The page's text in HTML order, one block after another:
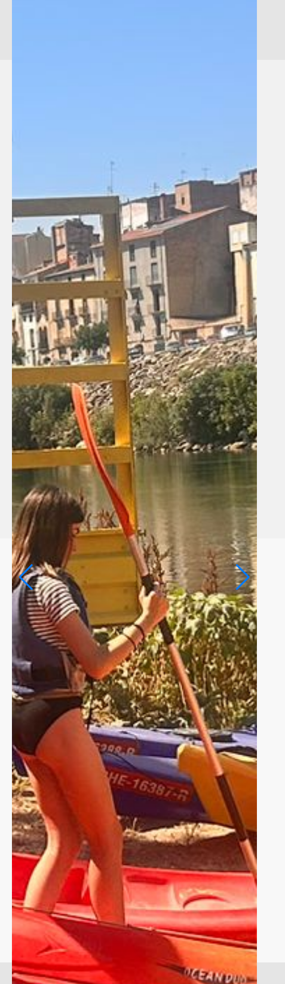
Coincidint amb els dies de les proves PAU al centre (9,
10 i 11 de juny), alguns alumnes de 1r, 2n i 3r d’ESO
s’han desplaçat a diferents zones de la nostra
geografia amb l’objectiu de portar a terme diferents
activitats d’aprenentatge. Paral·lelament,…Llegeix
ESO,ESO 1 ,ESO 3, Portada 0
5è Concurs ortogràfic
admin admin 29/05/26
Avui a la sala d’actes del centre hem celebrat la
cinquena edició del Concurs d’Ortografia, organitzat
pels instituts La Segarra de Cervera, Ribera del Sió
d’Agramunt i Manuel de Pedrolo de Tàrrega.
Dos equips de cada centre han competit per
aconseguir la màxima puntuació possible, 250…
Llegeix més»
,General Portada activitats,ESO,Premis 0